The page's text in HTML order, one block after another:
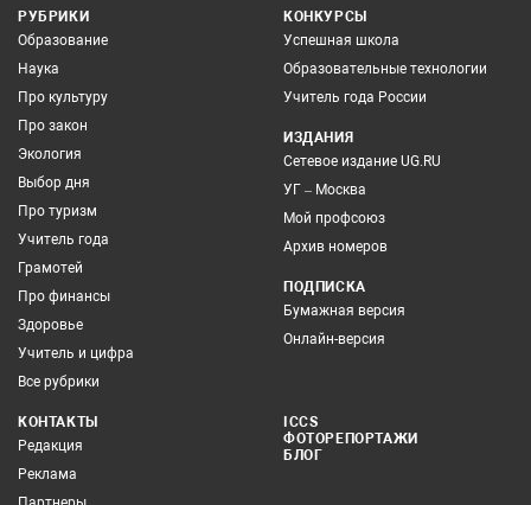
РУБРИКИ
Образование
Наука
Про культуру
Про закон
Экология
Выбор дня
Про туризм
Учитель года
Грамотей
Про финансы
Здоровье
Учитель и цифра
Все рубрики
КОНКУРСЫ
Успешная школа
Образовательные технологии
Учитель года России
ИЗДАНИЯ
Сетевое издание UG.RU
УГ – Москва
Мой профсоюз
Архив номеров
ПОДПИСКА
Бумажная версия
Онлайн-версия
КОНТАКТЫ
Редакция
Реклама
ICCS
ФОТОРЕПОРТАЖИ
БЛОГ